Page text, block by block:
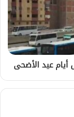
أيام عيد الأضحى